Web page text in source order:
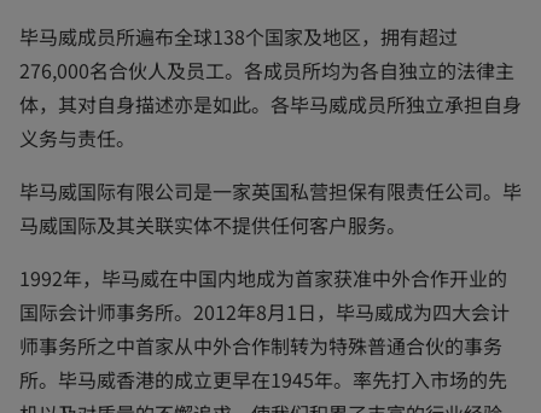
毕马威成员所遍布全球138个国家及地区，拥有超过
276,000名合伙人及员工。各成员所均为各自独立的法律主
体，其对自身描述亦是如此。各毕马威成员所独立承担自身
义务与责任。
毕马威国际有限公司是一家英国私营担保有限责任公司。毕
马威国际及其关联实体不提供任何客户服务。
1992年，毕马威在中国内地成为首家获准中外合作开业的
国际会计师事务所。2012年8月1日，毕马威成为四大会计
师事务所之中首家从中外合作制转为特殊普通合伙的事务
所。毕马威香港的成立更早在1945年。率先打入市场的先